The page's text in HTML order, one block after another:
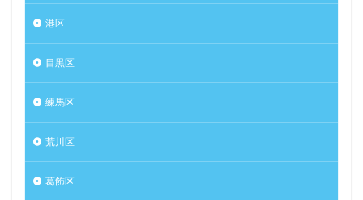
港区
目黒区
練馬区
荒川区
葛飾区